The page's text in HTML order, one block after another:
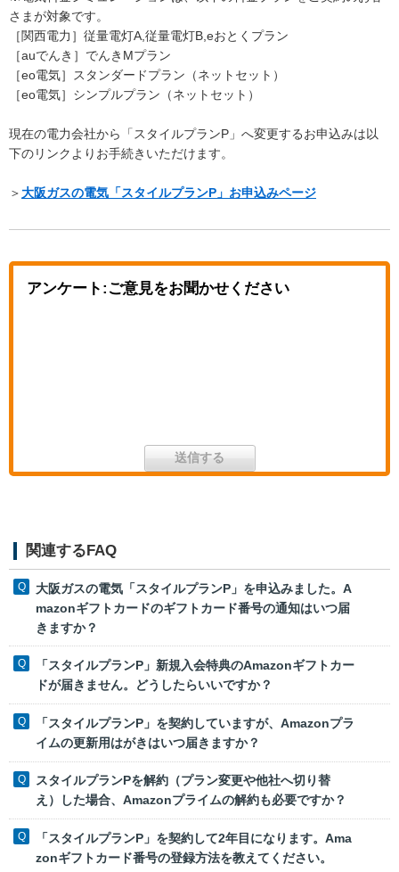
さまが対象です。
［関西電力］従量電灯A,従量電灯B,eおとくプラン
［auでんき］でんきMプラン
［eo電気］スタンダードプラン（ネットセット）
［eo電気］シンプルプラン（ネットセット）
現在の電力会社から「スタイルプランP」へ変更するお申込みは以
下のリンクよりお手続きいただけます。
＞大阪ガスの電気「スタイルプランP」お申込みページ
アンケート:ご意見をお聞かせください
関連するFAQ
大阪ガスの電気「スタイルプランP」を申込みました。A
mazonギフトカードのギフトカード番号の通知はいつ届
きますか？
「スタイルプランP」新規入会特典のAmazonギフトカー
ドが届きません。どうしたらいいですか？
「スタイルプランP」を契約していますが、Amazonプラ
イムの更新用はがきはいつ届きますか？
スタイルプランPを解約（プラン変更や他社へ切り替
え）した場合、Amazonプライムの解約も必要ですか？
「スタイルプランP」を契約して2年目になります。Ama
zonギフトカード番号の登録方法を教えてください。